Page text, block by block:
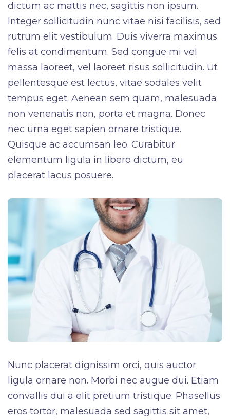
dictum ac mattis nec, sagittis non ipsum.
Integer sollicitudin nunc vitae nisi facilisis, sed
rutrum elit vestibulum. Duis viverra maximus
felis at condimentum. Sed congue mi vel
massa laoreet, vel laoreet risus sollicitudin. Ut
pellentesque est lectus, vitae sodales velit
tempus eget. Aenean sem quam, malesuada
non venenatis non, porta et magna. Donec
nec urna eget sapien ornare tristique.
Quisque ac accumsan leo. Curabitur
elementum ligula in libero dictum, eu
placerat lacus posuere.
Nunc placerat dignissim orci, quis auctor
ligula ornare non. Morbi nec augue dui. Etiam
convallis dui a elit pretium tristique. Phasellus
eros tortor, malesuada sed sagittis sit amet,